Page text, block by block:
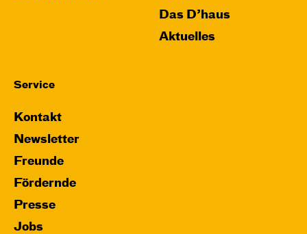
Das D’haus
Aktuelles
Service
Kontakt
Newsletter
Freunde
Fördernde
Presse
Jobs